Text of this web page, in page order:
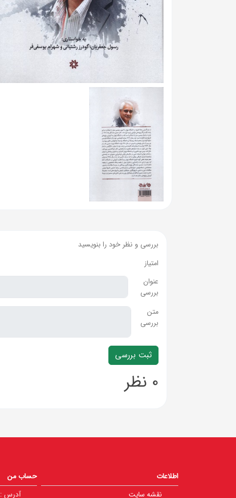
بررسی و نظر خود را بنویسید
امتیاز
عنوان
بررسی
متن
بررسی
0 نظر
اطلاعات
نقشه سایت
حساب من
آدرس :